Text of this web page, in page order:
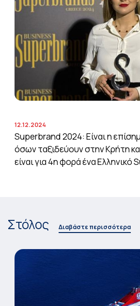
12.12.2024
Superbrand 2024: Είναι η
όσων ταξιδεύουν στην Κρήτη
είναι για 4η φορά ένα Ελληνικό
Στόλος Διαβάστε περισσότερα